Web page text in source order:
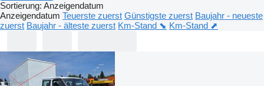
Sortierung: Anzeigendatum
Anzeigendatum Teuerste zuerst Günstigste zuerst Baujahr - neueste
zuerst Baujahr - älteste zuerst Km-Stand ⬊ Km-Stand ⬈